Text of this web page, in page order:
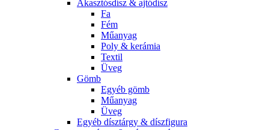
Akasztósdísz & ajtódísz
Fa
Fém
Műanyag
Poly & kerámia
Textil
Üveg
Gömb
Egyéb gömb
Műanyag
Üveg
Egyéb dísztárgy & díszfigura